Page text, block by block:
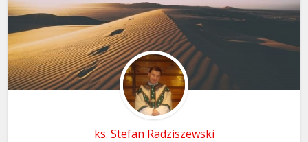
ks. Stefan Radziszewski